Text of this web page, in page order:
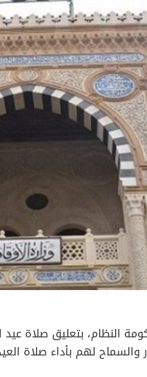
النظام، بتعليق صلاة عيد
والسماح لهم بأداء صلاة